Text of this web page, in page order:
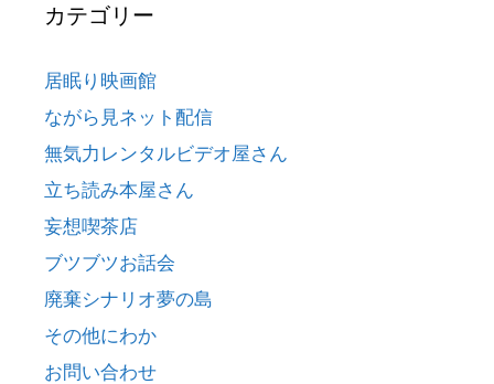
カテゴリー
居眠り映画館
ながら見ネット配信
無気力レンタルビデオ屋さん
立ち読み本屋さん
妄想喫茶店
ブツブツお話会
廃棄シナリオ夢の島
その他にわか
お問い合わせ